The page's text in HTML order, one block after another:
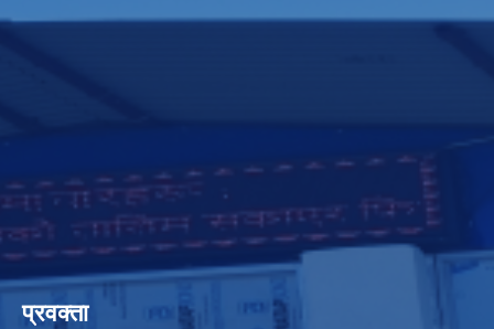
प्रवक्ता